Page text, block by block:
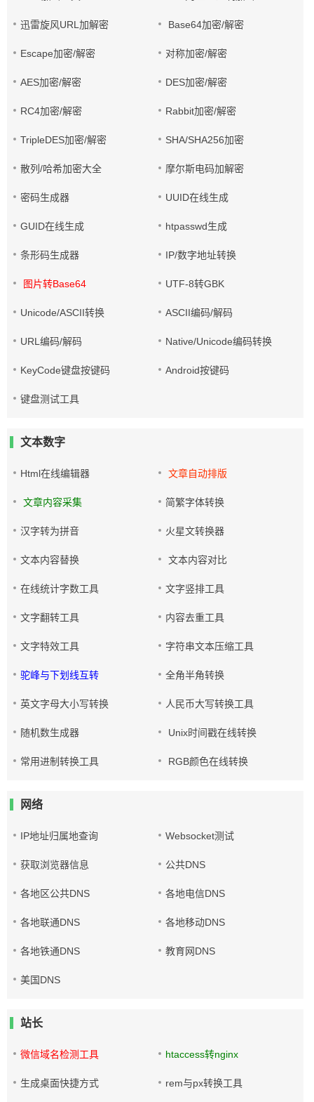
迅雷旋风URL加解密 Base64加密/解密
Escape加密/解密 对称加密/解密
AES加密/解密 DES加密/解密
RC4加密/解密 Rabbit加密/解密
TripleDES加密/解密 SHA/SHA256加密
散列/哈希加密大全 摩尔斯电码加解密
密码生成器 UUID在线生成
GUID在线生成 htpasswd生成
条形码生成器 IP/数字地址转换
图片转Base64 UTF-8转GBK
Unicode/ASCII转换 ASCII编码/解码
URL编码/解码 Native/Unicode编码转换
KeyCode键盘按键码 Android按键码
键盘测试工具
文本数字
Html在线编辑器 文章自动排版
文章内容采集 简繁字体转换
汉字转为拼音 火星文转换器
文本内容替换 文本内容对比
在线统计字数工具 文字竖排工具
文字翻转工具 内容去重工具
文字特效工具 字符串文本压缩工具
驼峰与下划线互转 全角半角转换
英文字母大小写转换 人民币大写转换工具
随机数生成器 Unix时间戳在线转换
常用进制转换工具 RGB颜色在线转换
网络
IP地址归属地查询 Websocket测试
获取浏览器信息 公共DNS
各地区公共DNS 各地电信DNS
各地联通DNS 各地移动DNS
各地铁通DNS 教育网DNS
美国DNS
站长
微信域名检测工具 htaccess转nginx
生成桌面快捷方式 rem与px转换工具